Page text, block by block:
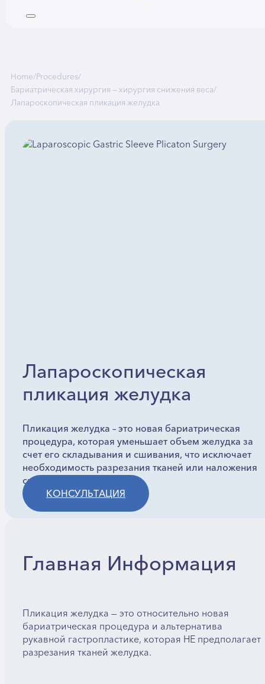
Home/Procedures/
Бариатрическая хирургия — хирургия снижения веса/
Лапароскопическая пликация желудка
Лапароскопическая
пликация желудка
Пликация желудка – это новая бариатрическая
процедура, которая уменьшает объем желудка за
счет его складывания и сшивания, что исключает
необходимость разрезания тканей или наложения
скоб.
КОНСУЛЬТАЦИЯ
Главная Информация
Пликация желудка — это относительно новая
бариатрическая процедура и альтернатива
рукавной гастропластике, которая НЕ предполагает
разрезания тканей желудка.